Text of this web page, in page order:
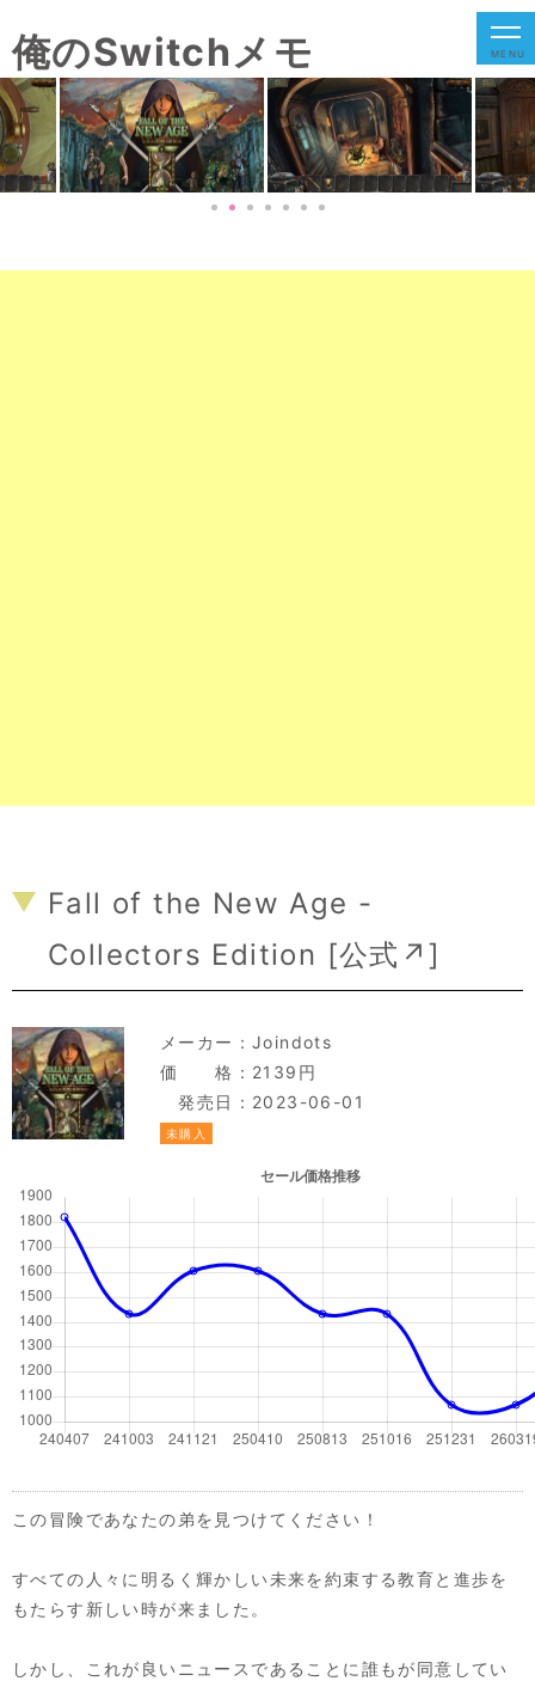
俺のSwitchメモ MENU
Fall of the New Age -
Collectors Edition [公式↗]
メーカー： Joindots
価 格：2139円
発売日：2023-06-01
未購入
この冒険であなたの弟を見つけてください！
すべての人々に明るく輝かしい未来を約束する教育と進歩を
もたらす新しい時が来ました。
しかし、これが良いニュースであることに誰もが同意してい